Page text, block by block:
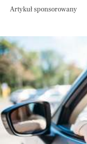
Artykuł sponsorowany